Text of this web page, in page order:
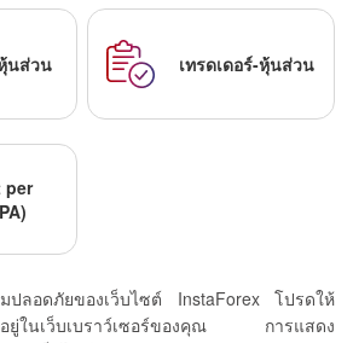
นส่วน เทรดเดอร์-หุ้นส่วน
per
ปลอดภัยของเว็บไซต์ InstaForex โปรดให้
อยู่ในเว็บเบราว์เซอร์ของคุณ การแสดง